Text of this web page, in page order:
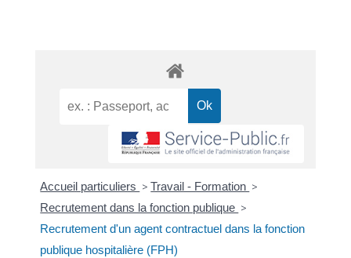
Accueil particuliers > Travail - Formation >
Recrutement dans la fonction publique >
Recrutement d'un agent contractuel dans la fonction
publique hospitalière (FPH)